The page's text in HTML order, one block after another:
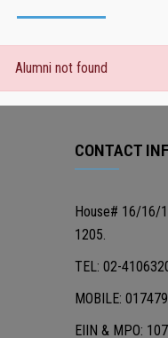
Alumni not found
CONTACT
House# 16/16/
1205.
TEL: 02-
MOBILE:
EIIN & MPO: